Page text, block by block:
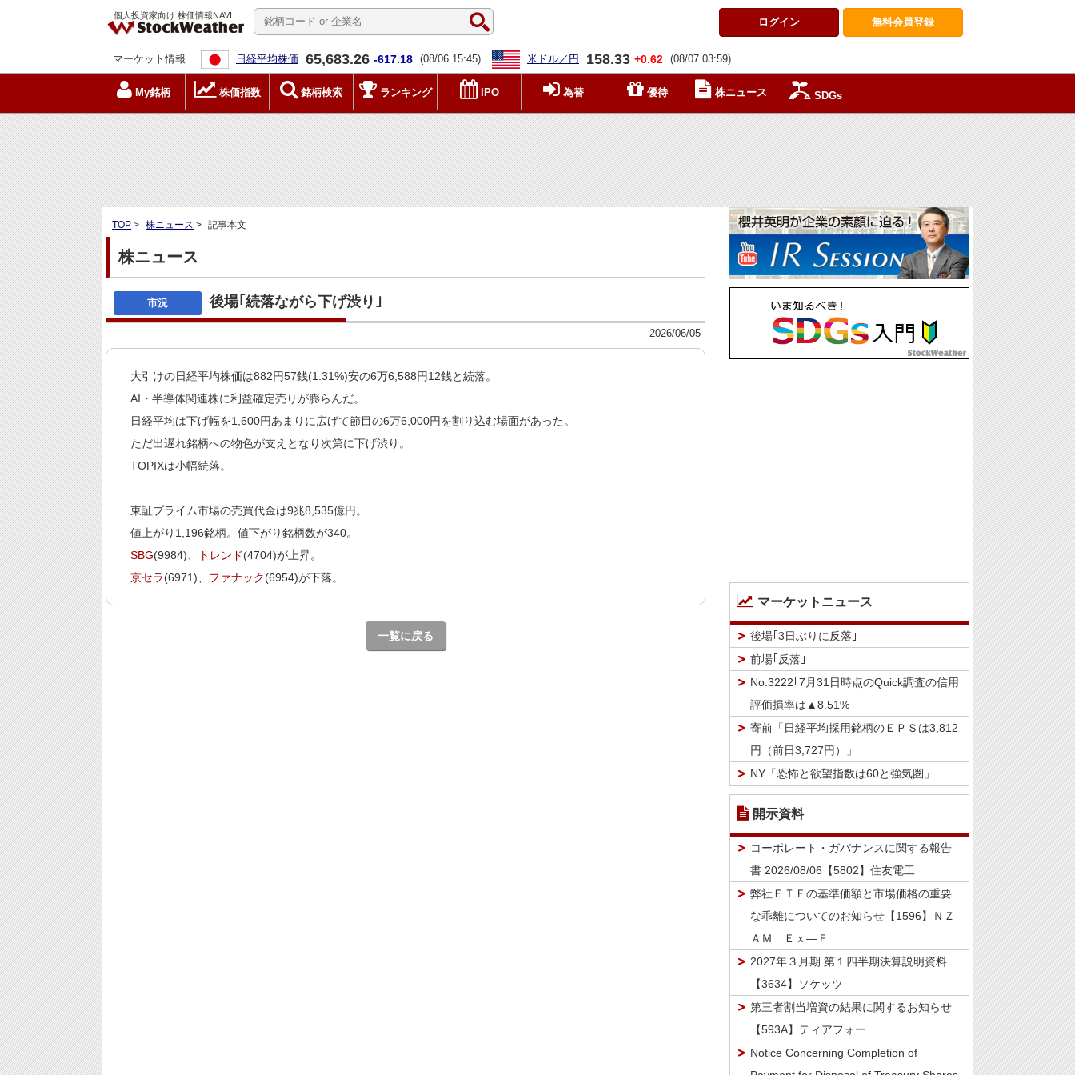
個人投資家向け 株価情報NAVI
無料会員登録
ログイン
マーケット情報 日経平均株価 65,683.26 -617.18 (08/06 15:45) 米ドル／円 158.33 +0.62 (08/07 03:59)
My銘柄 株価指数 銘柄検索 ランキング IPO 為替 優待 株ニュース SDGs
TOP > 株ニュース > 記事本文
株ニュース
後場｢続落ながら下げ渋り｣
2026/06/05
大引けの日経平均株価は882円57銭(1.31%)安の6万6,588円12銭と続落。
AI・半導体関連株に利益確定売りが膨らんだ。
日経平均は下げ幅を1,600円あまりに広げて節目の6万6,000円を割り込む場面があった。
ただ出遅れ銘柄への物色が支えとなり次第に下げ渋り。
TOPIXは小幅続落。
東証プライム市場の売買代金は9兆8,535億円。
値上がり1,196銘柄。値下がり銘柄数が340。
SBG(9984)、 トレンド(4704)が上昇。
京セラ(6971)、 ファナック(6954)が下落。
一覧に戻る
マーケットニュース
後場｢3日ぶりに反落｣
前場｢反落｣
No.3222｢7月31日時点のQuick調査の信用
評価損率は▲8.51%｣
寄前「日経平均採用銘柄のＥＰＳは3,812
円（前日3,727円）」
NY「恐怖と欲望指数は60と強気圏」
開示資料
コーポレート・ガバナンスに関する報告
書 2026/08/06【5802】住友電工
弊社ＥＴＦの基準価額と市場価格の重要
な乖離についてのお知らせ【1596】ＮＺ
ＡＭ Ｅｘ―Ｆ
2027年３月期 第１四半期決算説明資料
【3634】ソケッツ
第三者割当増資の結果に関するお知らせ
【593A】ティアフォー
Notice Concerning Completion of